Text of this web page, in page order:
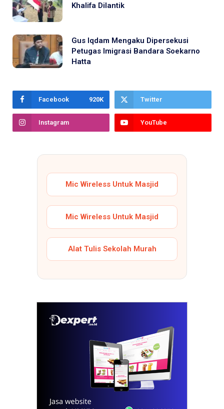
Khalifa Dilantik
Gus Iqdam Mengaku Dipersekusi
Petugas Imigrasi Bandara Soekarno
Hatta
Facebook 920K Twitter
Instagram YouTube
Mic Wireless Untuk Masjid
Mic Wireless Untuk Masjid
Alat Tulis Sekolah Murah